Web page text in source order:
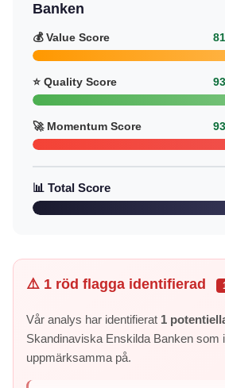
Banken
💰 Value Score
⭐ Quality Score
🚀 Momentum Score
📊 Total Score
⚠️ 1 röd flagga identifierad
Vår analys har identifierat 1
Skandinaviska Enskilda Banken som
uppmärksamma på.